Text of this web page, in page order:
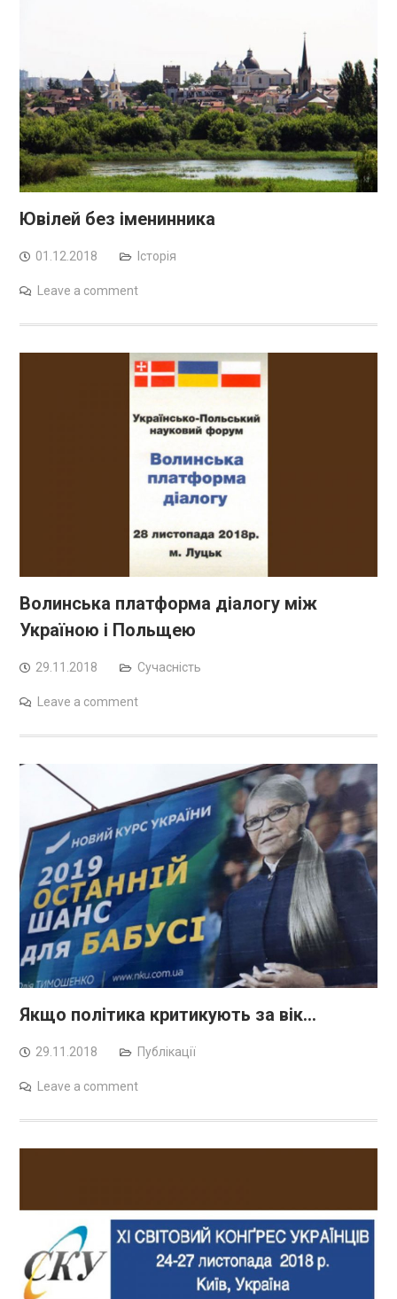
Ювілей без іменинника
01.12.2018 Історія
Leave a comment
Волинська платформа діалогу між
Україною і Польщею
29.11.2018 Сучасність
Leave a comment
Якщо політика критикують за вік…
29.11.2018 Публікації
Leave a comment